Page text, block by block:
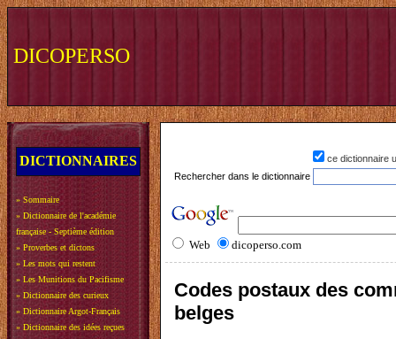
DICOPERSO
DICTIONNAIRES
» Sommaire
» Dictionnaire de l'académie
française - Septième édition
» Proverbes et dictons
» Les mots qui restent
» Les Munitions du Pacifisme
» Dictionnaire des curieux
» Dictionnaire Argot-Français
» Dictionnaire des idées reçues
ce dictionnaire
Rechercher dans le dictionnaire
Web dicoperso.com
Codes postaux des
belges